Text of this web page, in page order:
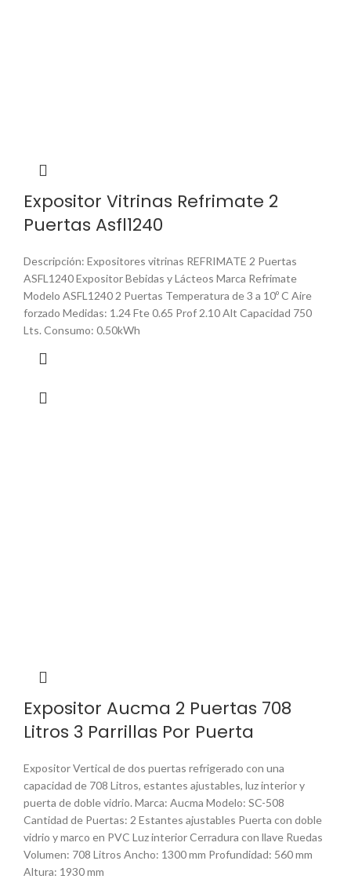
Expositor Vitrinas Refrimate 2
Puertas Asfl1240
Descripción: Expositores vitrinas REFRIMATE 2 Puertas
ASFL1240 Expositor Bebidas y Lácteos Marca Refrimate
Modelo ASFL1240 2 Puertas Temperatura de 3 a 10º C Aire
forzado Medidas: 1.24 Fte 0.65 Prof 2.10 Alt Capacidad 750
Lts. Consumo: 0.50kWh
Expositor Aucma 2 Puertas 708
Litros 3 Parrillas Por Puerta
Expositor Vertical de dos puertas refrigerado con una
capacidad de 708 Litros, estantes ajustables, luz interior y
puerta de doble vidrio. Marca: Aucma Modelo: SC-508
Cantidad de Puertas: 2 Estantes ajustables Puerta con doble
vidrio y marco en PVC Luz interior Cerradura con llave Ruedas
Volumen: 708 Litros Ancho: 1300 mm Profundidad: 560 mm
Altura: 1930 mm